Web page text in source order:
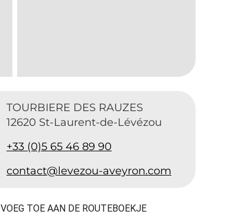
TOURBIERE DES RAUZES
12620 St-Laurent-de-Lévézou
+33 (0)5 65 46 89 90
contact@levezou-aveyron.com
VOEG TOE AAN DE ROUTEBOEKJE